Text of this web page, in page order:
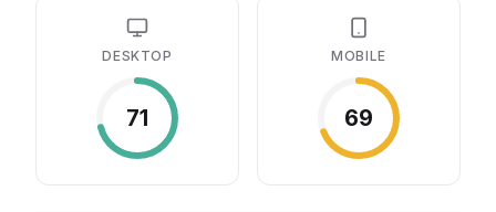
DESKTOP
71
MOBILE
69